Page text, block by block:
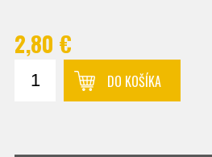
2,80 €
DO KOŠÍKA